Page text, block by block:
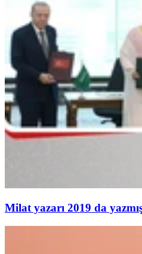
Milat yazarı 2019 da